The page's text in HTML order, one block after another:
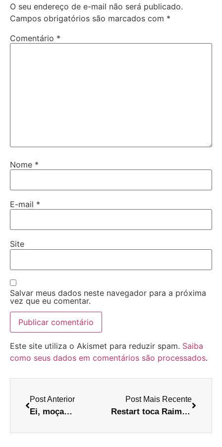
O seu endereço de e-mail não será publicado.
Campos obrigatórios são marcados com *
Comentário *
Nome *
E-mail *
Site
Salvar meus dados neste navegador para a próxima
vez que eu comentar.
Este site utiliza o Akismet para reduzir spam. Saiba
como seus dados em comentários são processados.
Post Anterior
Ei, moça…
Post Mais Recente
Restart toca Raimundos: Puteiro em João Pessoa